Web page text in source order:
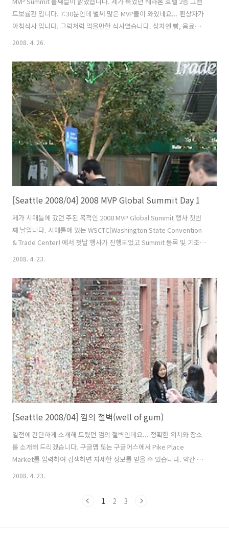
드보륨관 입니다. 7:30분인데 벌써 많은 MVP들이 와있네요... 흰상자가
아침식사 입니다. 그럭저럭 먹을만한 식사였습니다. 상자엔 빵, 음료수,
다. 출근시간인데 서울처럼 복잡하지는 않은 것 같습니다. 한국의 여느
토요일 아침 같아요... 드디어 마이크로소프트 본사로 가는 셔틀 버스입
니다. 우리가 가는곳은 MSCC(Microsoft Conference Center)입니다.
마이크로소프트 캠퍼스에서도 MVP 및 교육생들에게만 개방되는 극히
일부 영역입니다. 마이크로소프트 본사까지 가는 길 ..
2008. 4. 26.
[Seattle 2008/04] 2008 MVP Global Summit Day 1
제가 시애틀에 갔던 주된 목적인 2008 MVP Global Summit 행사 첫번
째 날입니다. 시애틀에 있는 WSCTC(Washington State Convention
& Trade Center) 에서 첫날 행사가 진행되었고 Summit 등록 및 기조
연설이 있었습니다. MVP Galbol Summit 은 전세계에 있는 MVP들이 한
입니다. MVP의 축제라고도 볼 수 있습니다. 진지한 모습 MVP의 방문을
환영한다는 문구가 들어간 현수막 Summit 등록 데스크 등록후 MVP로
고가 들어간 거대한 물통과 Summit 내내 본인을 확인할 수 있는 뱃지,
마이크로 소프트 Company Store에서 구입할 수 있는 120$ 상당의 쿠
폰..
2008. 4. 23.
[Seattle 2008/04] 껌의 절벽(well of gum)
일전에 간단하게 소개해 드렸던 껌의 절벽인데요... 정확한 위치와 장소
를 소개해 드리겠습니다. 구글맵 또는 구글어스에서 Pike Place
Market를 입력하여 검색하면 자세한 정보를 얻을 수 있습니다. 약간 비
2008. 4. 23.
1 2 3